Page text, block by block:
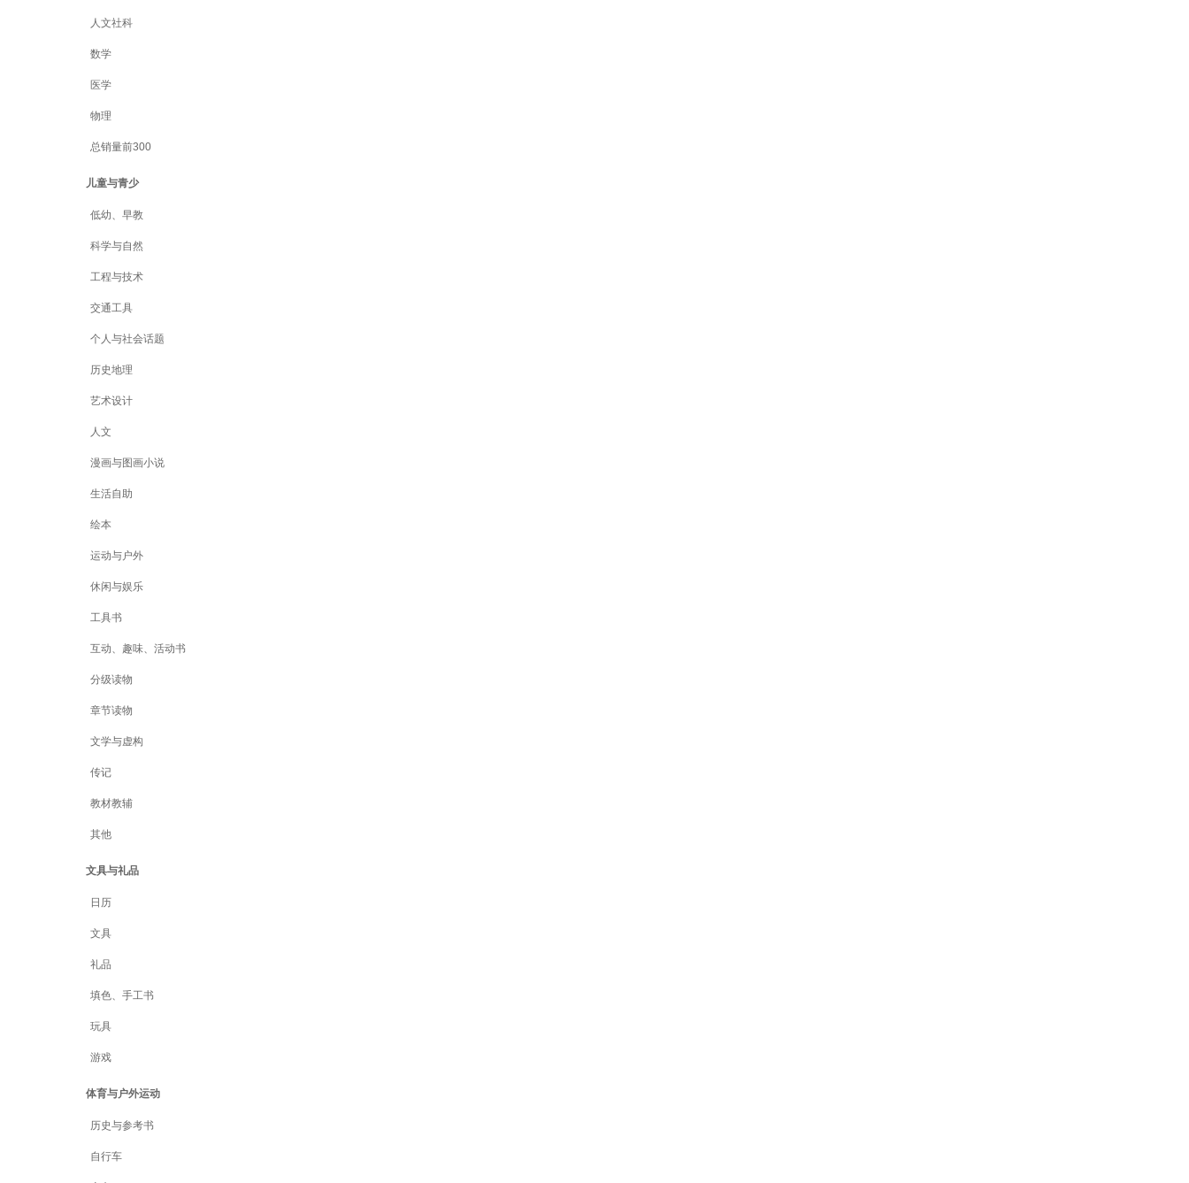
人文社科
数学
医学
物理
总销量前300
儿童与青少
低幼、早教
科学与自然
工程与技术
交通工具
个人与社会话题
历史地理
艺术设计
人文
漫画与图画小说
生活自助
绘本
运动与户外
休闲与娱乐
工具书
互动、趣味、活动书
分级读物
章节读物
文学与虚构
传记
教材教辅
其他
文具与礼品
日历
文具
礼品
填色、手工书
玩具
游戏
体育与户外运动
历史与参考书
自行车